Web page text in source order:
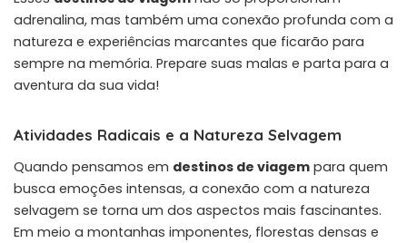
adrenalina, mas também uma conexão profunda com a
natureza e experiências marcantes que ficarão para
sempre na memória. Prepare suas malas e parta para a
aventura da sua vida!
Atividades Radicais e a Natureza Selvagem
Quando pensamos em destinos de viagem para quem
busca emoções intensas, a conexão com a natureza
selvagem se torna um dos aspectos mais fascinantes.
Em meio a montanhas imponentes, florestas densas e